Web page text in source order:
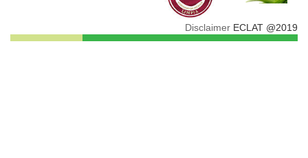
Disclaimer ECLAT @2019